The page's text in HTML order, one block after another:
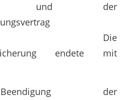
und der
Die
endete mit
der